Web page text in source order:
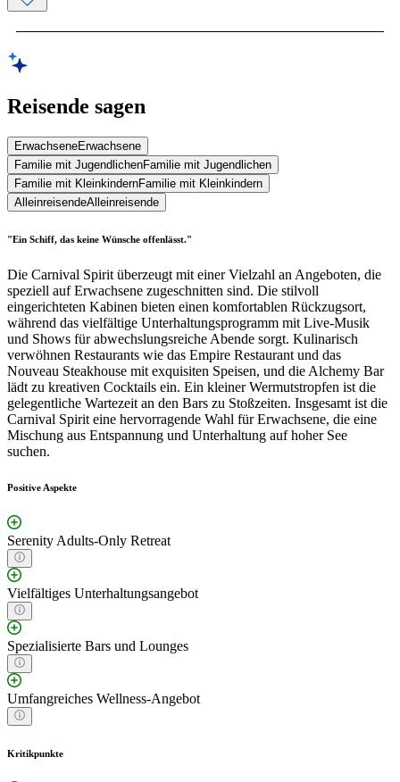
Reisende sagen
ErwachseneErwachsene
Familie mit JugendlichenFamilie mit Jugendlichen
Familie mit KleinkindernFamilie mit Kleinkindern
AlleinreisendeAlleinreisende
"Ein Schiff, das keine Wünsche offenlässt."
Die Carnival Spirit überzeugt mit einer Vielzahl an Angeboten, die
speziell auf Erwachsene zugeschnitten sind. Die stilvoll
eingerichteten Kabinen bieten einen komfortablen Rückzugsort,
während das vielfältige Unterhaltungsprogramm mit Live-Musik
und Shows für abwechslungsreiche Abende sorgt. Kulinarisch
verwöhnen Restaurants wie das Empire Restaurant und das
Nouveau Steakhouse mit exquisiten Speisen, und die Alchemy Bar
lädt zu kreativen Cocktails ein. Ein kleiner Wermutstropfen ist die
gelegentliche Wartezeit an den Bars zu Stoßzeiten. Insgesamt ist die
Carnival Spirit eine hervorragende Wahl für Erwachsene, die eine
Mischung aus Entspannung und Unterhaltung auf hoher See
suchen.
Positive Aspekte
Serenity Adults-Only Retreat
Vielfältiges Unterhaltungsangebot
Spezialisierte Bars und Lounges
Umfangreiches Wellness-Angebot
Kritikpunkte